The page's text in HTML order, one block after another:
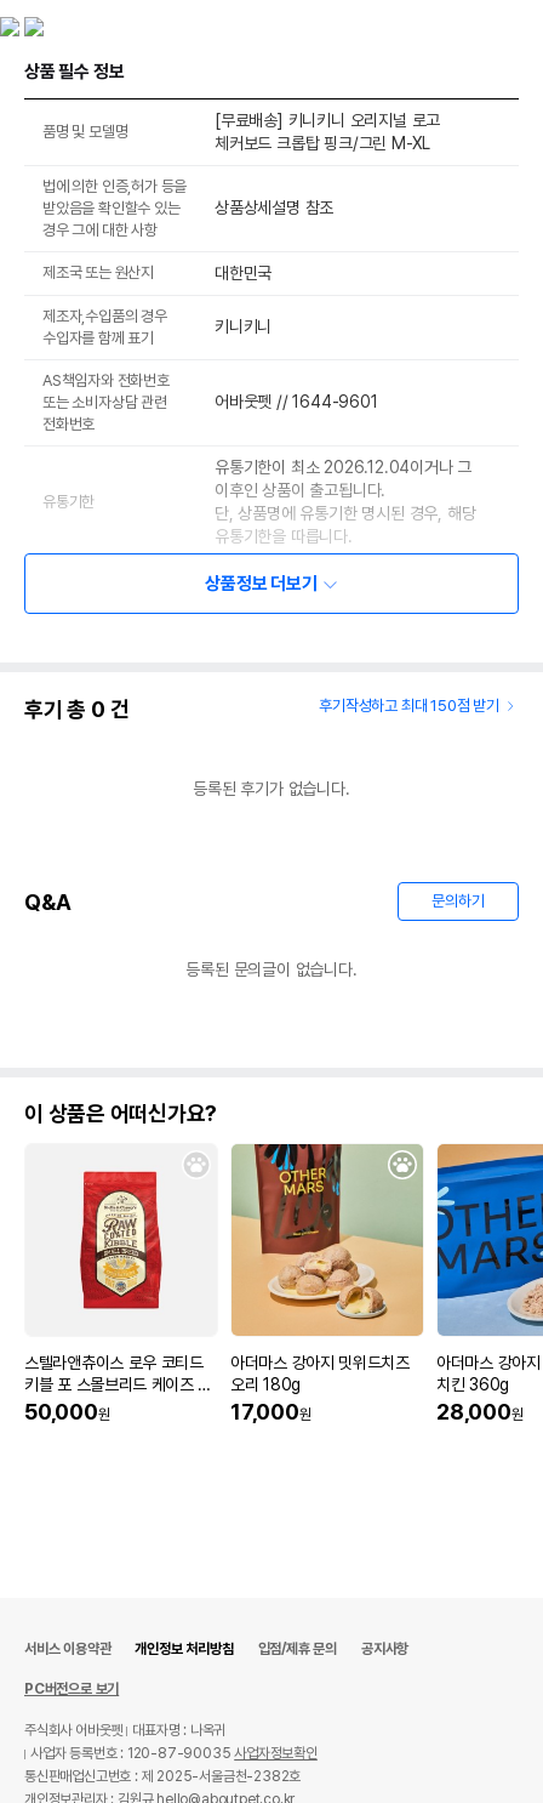
상품 필수 정보
품명 및 모델명
[무료배송] 키니키니 오리지널 로고
체커보드 크롭탑 핑크/그린 M-XL
법에 의한 인증,허가 등을
받았음을 확인할수 있는
경우 그에 대한 사항
상품상세설명 참조
제조국 또는 원산지 대한민국
제조자,수입품의 경우
수입자를 함께 표기
키니키니
AS책임자와 전화번호
또는 소비자상담 관련
전화번호
어바웃펫 // 1644-9601
유통기한
유통기한이 최소 2026.12.04이거나 그
이후인 상품이 출고됩니다.
단, 상품명에 유통기한 명시된 경우, 해당
유통기한을 따릅니다.
상품정보 더보기
후기 총 0 건 후기작성하고 최대 150점 받기
등록된 후기가 없습니다.
Q&A 문의하기
등록된 문의글이 없습니다.
이 상품은 어떠신가요?
스텔라앤츄이스 로우 코티드
키블 포 스몰브리드 케이즈 프
리 치킨 1.6kg
50,000원
아더마스 강아지 밋위드치즈
오리 180g
17,000원
아더마스 강아
치킨 360g
28,000원
서비스 이용약관 개인정보 처리방침 입점/제휴 문의 공지사항
PC버전으로 보기
주식회사 어바웃펫
대표자명 : 나옥귀
사업자 등록번호 : 120-87-90035사업자정보확인
통신판매업신고번호 : 제 2025-서울금천-2382호
개인정보관리자 : 김원규 hello@aboutpet.co.kr